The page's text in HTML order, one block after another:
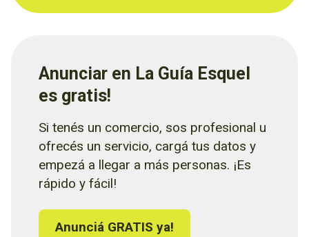
Anunciar en La Guía Esquel
es gratis!
Si tenés un comercio, sos profesional u
ofrecés un servicio, cargá tus datos y
empezá a llegar a más personas. ¡Es
rápido y fácil!
Anunciá GRATIS ya!